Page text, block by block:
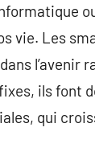
vie. Les
l’avenir
ils font
qui